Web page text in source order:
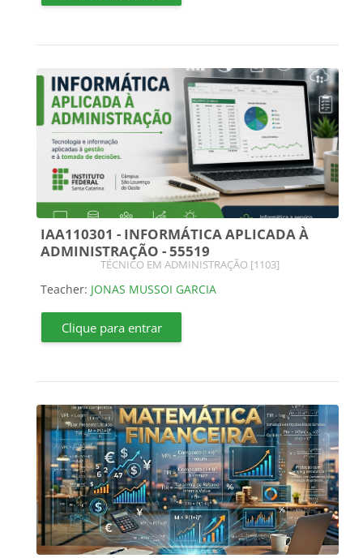
IAA110301 - INFORMÁTICA APLICADA À
ADMINISTRAÇÃO - 55519
Course category
TÉCNICO EM ADMINISTRAÇÃO [1103]
Teacher: JONAS MUSSOI GARCIA
Clique para entrar